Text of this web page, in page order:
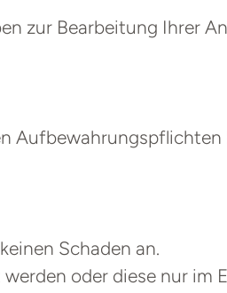
zur Bearbeitung Ihrer
Aufbewahrungspflichten
Schaden an.
oder diese nur im